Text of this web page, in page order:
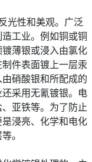
光性和美观。广泛
工业。例如铜或铜
薄银或浸入由氯化
件表面镀上一层汞
硝酸银和所配成的
采用无氰镀银。电
亚铁等。为了防止
浸亮、化学和电化
。